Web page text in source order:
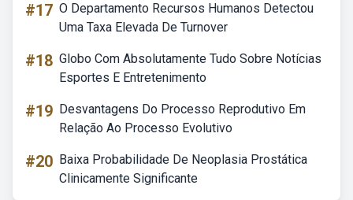
#17 O Departamento Recursos Humanos Detectou
Uma Taxa Elevada De Turnover
#18 Globo Com Absolutamente Tudo Sobre Notícias
Esportes E Entretenimento
#19 Desvantagens Do Processo Reprodutivo Em
Relação Ao Processo Evolutivo
#20 Baixa Probabilidade De Neoplasia Prostática
Clinicamente Significante